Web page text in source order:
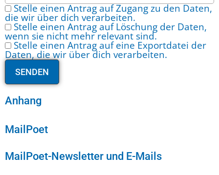
Stelle einen Antrag auf Zugang zu den Daten,
die wir über dich verarbeiten.
Stelle einen Antrag auf Löschung der Daten,
wenn sie nicht mehr relevant sind.
Stelle einen Antrag auf eine Exportdatei der
Daten, die wir über dich verarbeiten.
Anhang
MailPoet
MailPoet-Newsletter und E-Mails